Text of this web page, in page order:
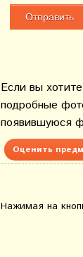
Если вы
подробные
появившуюся
Оценить
Нажимая на